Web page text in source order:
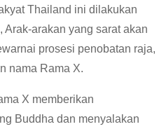
Thailand ini dilakukan
Arak-arakan yang sarat akan
prosesi penobatan raja,
nama Rama X.
X memberikan
Buddha dan menyalakan